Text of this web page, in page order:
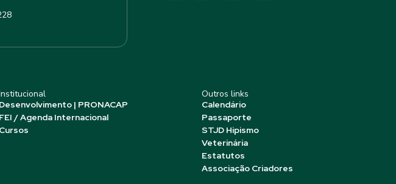
Desenvolvimento | PRONACAP
FEI / Agenda Internacional
Cursos
Outros links
Calendário
Passaporte
STJD Hipismo
Veterinária
Estatutos
Associação Criadores